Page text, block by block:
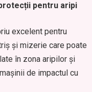
pentru aripi
excelent pentru
și mizerie care poate
în zona aripilor și
de impactul cu